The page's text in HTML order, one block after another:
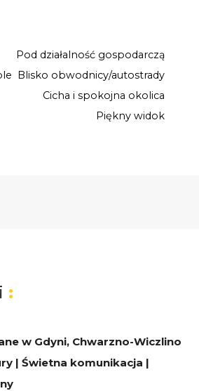
Pod działalność gospodarczą
Blisko obwodnicy/autostrady
Cicha i spokojna okolica
Piękny widok
:
w Gdyni, Chwarzno-Wiczlino
| Świetna komunikacja |